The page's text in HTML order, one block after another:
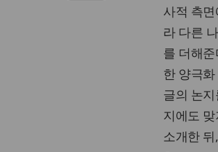
사적 측면
라 다른
를 더해
한 양극
글의 논
지에도
소개한